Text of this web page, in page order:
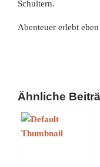
Schultern.
Abenteuer erlebt
Ähnliche